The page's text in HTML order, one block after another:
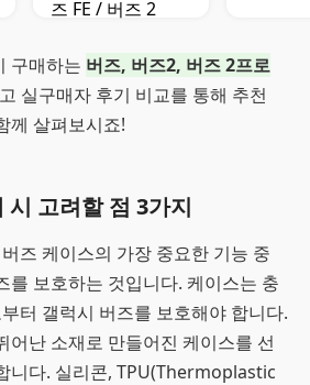
구매하는 버즈, 버즈2, 버즈 2프로
실구매자 후기 비교를 통해 추천
께 살펴보시죠!
시 고려할 점 3가지
즈 케이스의 가장 중요한 기능 중
를 보호하는 것입니다. 케이스는 충
터 갤럭시 버즈를 보호해야 합니다.
어난 소재로 만들어진 케이스를 선
니다. 실리콘, TPU(Thermoplastic